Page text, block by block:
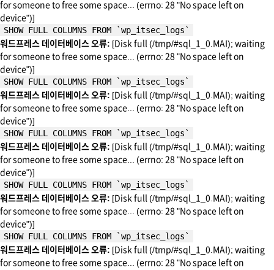
for someone to free some space... (errno: 28 "No space left on
device")]
SHOW FULL COLUMNS FROM `wp_itsec_logs`
워드프레스 데이터베이스 오류: [Disk full (/tmp/#sql_1_0.MAI); waiting
for someone to free some space... (errno: 28 "No space left on
device")]
SHOW FULL COLUMNS FROM `wp_itsec_logs`
워드프레스 데이터베이스 오류: [Disk full (/tmp/#sql_1_0.MAI); waiting
for someone to free some space... (errno: 28 "No space left on
device")]
SHOW FULL COLUMNS FROM `wp_itsec_logs`
워드프레스 데이터베이스 오류: [Disk full (/tmp/#sql_1_0.MAI); waiting
for someone to free some space... (errno: 28 "No space left on
device")]
SHOW FULL COLUMNS FROM `wp_itsec_logs`
워드프레스 데이터베이스 오류: [Disk full (/tmp/#sql_1_0.MAI); waiting
for someone to free some space... (errno: 28 "No space left on
device")]
SHOW FULL COLUMNS FROM `wp_itsec_logs`
워드프레스 데이터베이스 오류: [Disk full (/tmp/#sql_1_0.MAI); waiting
for someone to free some space... (errno: 28 "No space left on